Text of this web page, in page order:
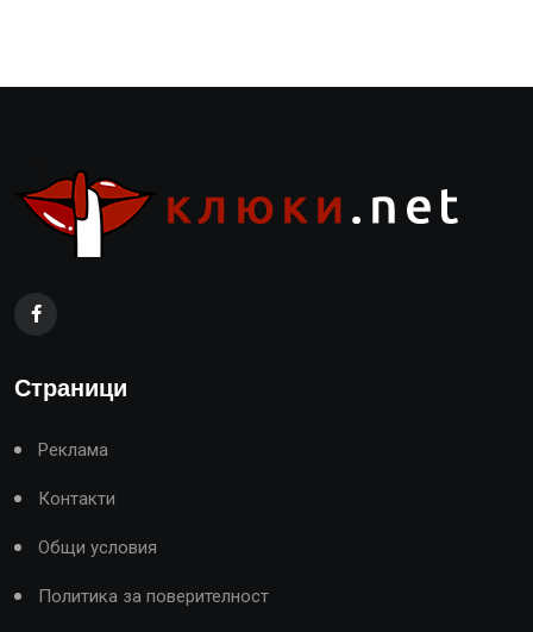
Страници
Реклама
Контакти
Общи условия
Политика за поверителност